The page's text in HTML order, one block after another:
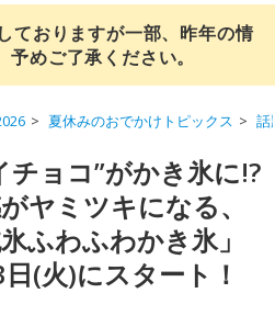
ておりますが一部、昨年の情
めご了承ください。
夏休みのおでかけトピックス 話
チョコ”がかき氷に!?
ヤミツキになる、
ふわふわかき氷」
(火)にスタート！